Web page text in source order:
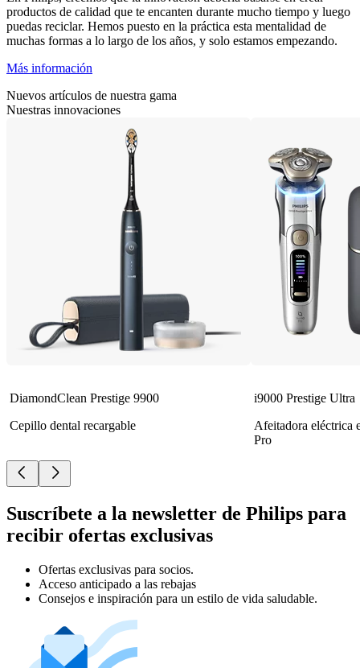
productos de calidad que te encanten durante mucho tiempo y luego
puedas reciclar. Hemos puesto en la práctica esta mentalidad de
muchas formas a lo largo de los años, y solo estamos empezando.
Más información
Nuevos artículos de nuestra gama
Nuestras innovaciones
DiamondClean Prestige 9900
Cepillo dental recargable
i9000 Prestige Ultra
Afeitadora eléctrica
Pro
Suscríbete a la newsletter de Philips para
recibir ofertas exclusivas
Ofertas exclusivas para socios.
Acceso anticipado a las rebajas
Consejos e inspiración para un estilo de vida saludable.